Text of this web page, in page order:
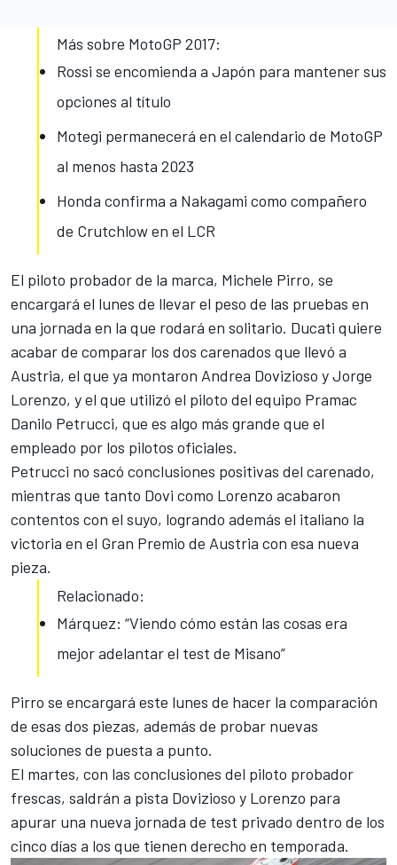
Más sobre MotoGP 2017:
Rossi se encomienda a Japón para mantener sus
opciones al título
Motegi permanecerá en el calendario de MotoGP
al menos hasta 2023
Honda confirma a Nakagami como compañero
de Crutchlow en el LCR
El piloto probador de la marca, Michele Pirro, se
encargará el lunes de llevar el peso de las pruebas en
una jornada en la que rodará en solitario. Ducati quiere
acabar de comparar los dos carenados que llevó a
Austria, el que ya montaron Andrea Dovizioso y Jorge
Lorenzo, y el que utilizó el piloto del equipo Pramac
Danilo Petrucci, que es algo más grande que el
empleado por los pilotos oficiales.
Petrucci no sacó conclusiones positivas del carenado,
mientras que tanto Dovi como Lorenzo acabaron
contentos con el suyo, logrando además el italiano la
victoria en el Gran Premio de Austria con esa nueva
pieza.
Relacionado:
Márquez: “Viendo cómo están las cosas era
mejor adelantar el test de Misano”
Pirro se encargará este lunes de hacer la comparación
de esas dos piezas, además de probar nuevas
soluciones de puesta a punto.
El martes, con las conclusiones del piloto probador
frescas, saldrán a pista Dovizioso y Lorenzo para
apurar una nueva jornada de test privado dentro de los
cinco días a los que tienen derecho en temporada.